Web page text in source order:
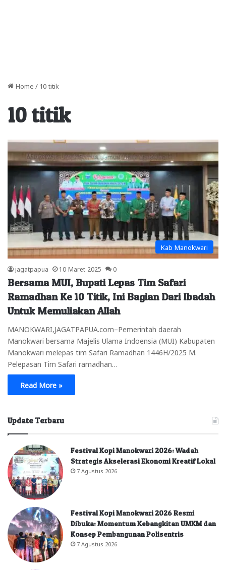
Home / 10 titik
10 titik
Kab Manokwari
jagatpapua 10 Maret 2025 0
Bersama MUI, Bupati Lepas Tim Safari
Ramadhan Ke 10 Titik, Ini Bagian Dari Ibadah
Untuk Memuliakan Allah
MANOKWARI,JAGATPAPUA.com–Pemerintah daerah
Manokwari bersama Majelis Ulama Indoensia (MUI) Kabupaten
Manokwari melepas tim Safari Ramadhan 1446H/2025 M.
Pelepasan Tim Safari ramadhan…
Read More »
Update Terbaru
Festival Kopi Manokwari 2026: Wadah
Strategis Akselerasi Ekonomi Kreatif Lokal
7 Agustus 2026
Festival Kopi Manokwari 2026 Resmi
Dibuka: Momentum Kebangkitan UMKM dan
Konsep Pembangunan Polisentris
7 Agustus 2026